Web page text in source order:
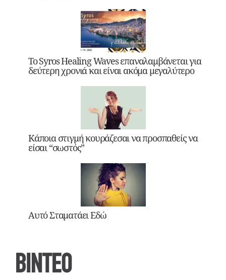
Το Syros Healing Waves επαναλαμβάνεται για
δεύτερη χρονιά και είναι ακόμα μεγαλύτερο
Κάποια στιγμή κουράζεσαι να προσπαθείς να
είσαι “σωστός”
Αυτό Σταματάει Εδώ
ΒΙΝΤΕΟ